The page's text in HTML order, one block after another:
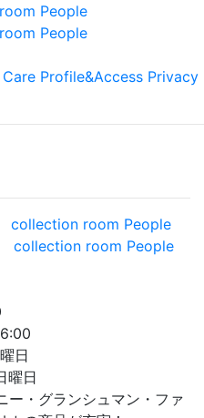
Care Profile&Access Privacy
日
ー・グランシュマン・ファ